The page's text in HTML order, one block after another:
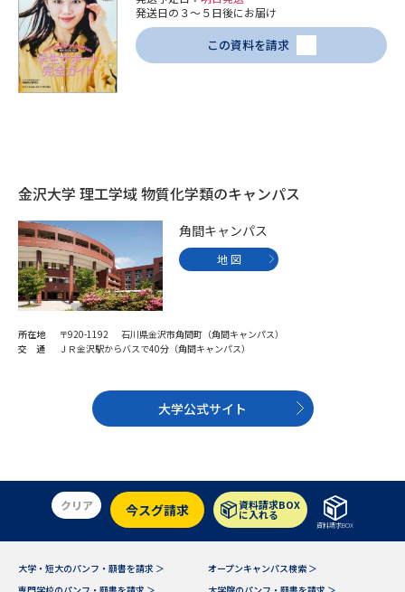
発送日の３～５日後にお届け
この資料を請求
金沢大学 理工学域 物質化学類のキャンパス
角間キャンパス
地 図
所在地
〒920-1192 石川県金沢市角間町（角間キャンパス）
交 通
ＪＲ金沢駅からバスで40分（角間キャンパス）
大学公式サイト
クリア 今スグ請求 資料請求BOX
に入れる
資料請求BOX
大学・短大のパンフ・願書を請求 ＞
オープンキャンパス検索 ＞